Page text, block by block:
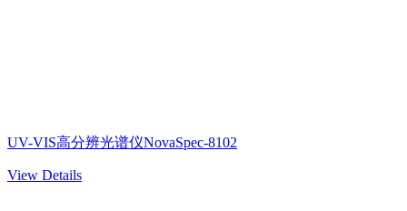
UV-VIS高分辨光谱仪NovaSpec-8102
View Details